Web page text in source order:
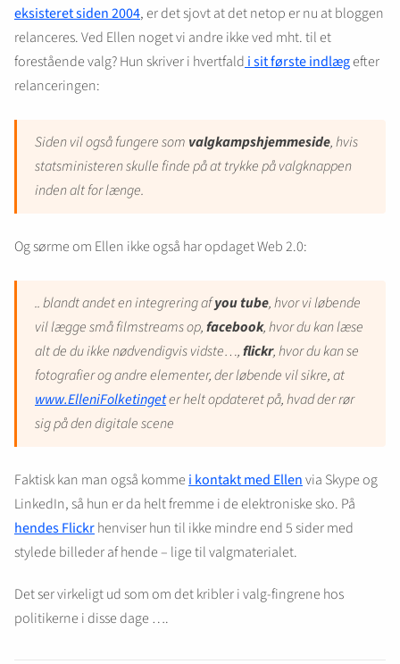
eksisteret siden 2004, er det sjovt at det netop er nu at bloggen
relanceres. Ved Ellen noget vi andre ikke ved mht. til et
forestående valg? Hun skriver i hvertfald i sit første indlægefter
relanceringen:
Siden vil også fungere som valgkampshjemmeside, hvis
statsministeren skulle finde på at trykke på valgknappen
inden alt for længe.
Og sørme om Ellen ikke også har opdaget Web 2.0:
.. blandt andet en integrering afyou tube, hvor vi løbende
vil lægge små filmstreams op,facebook, hvor du kan læse
alt de du ikke nødvendigvis vidste…,flickr, hvor du kan se
fotografier og andre elementer, der løbende vil sikre, at
www.ElleniFolketingeter helt opdateret på, hvad der rør
sig på den digitale scene
Faktisk kan man også komme i kontakt med Ellenvia Skype og
LinkedIn, så hun er da helt fremme i de elektroniske sko. På
hendes Flickrhenviser hun til ikke mindre end 5 sider med
stylede billeder af hende – lige til valgmaterialet.
Det ser virkeligt ud som om det kribler i valg-fingrene hos
politikerne i disse dage ….